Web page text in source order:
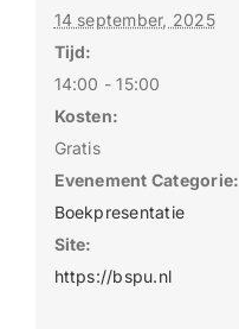
14 september, 2025
Tijd:
14:00 - 15:00
Kosten:
Gratis
Evenement Categorie:
Boekpresentatie
Site:
https://bspu.nl